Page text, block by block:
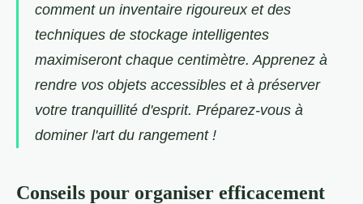
comment un inventaire rigoureux et des
techniques de stockage intelligentes
maximiseront chaque centimètre. Apprenez à
rendre vos objets accessibles et à préserver
votre tranquillité d'esprit. Préparez-vous à
dominer l'art du rangement !
Conseils pour organiser efficacement